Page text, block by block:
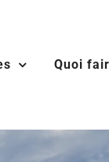
Quoi